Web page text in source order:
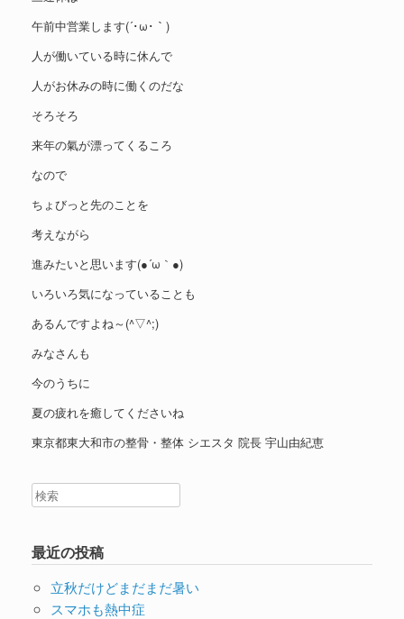
午前中営業します(´･ω･｀)
人が働いている時に休んで
人がお休みの時に働くのだな
そろそろ
来年の氣が漂ってくるころ
なので
ちょびっと先のことを
考えながら
進みたいと思います(●´ω｀●)
いろいろ気になっていることも
あるんですよね～(^▽^;)
みなさんも
今のうちに
夏の疲れを癒してくださいね
東京都東大和市の整骨・整体 シエスタ 院長 宇山由紀恵
最近の投稿
立秋だけどまだまだ暑い
スマホも熱中症